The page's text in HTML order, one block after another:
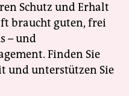
Schutz und Erhalt
braucht guten, frei
– und
Finden Sie
und unterstützen Sie